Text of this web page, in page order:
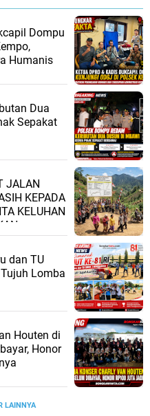
Dompu
Humanis
Dua
Sepakat
JALAN
KEPADA
KELUHAN
dan TU
Lomba
Houten di
Honor
LAINNYA